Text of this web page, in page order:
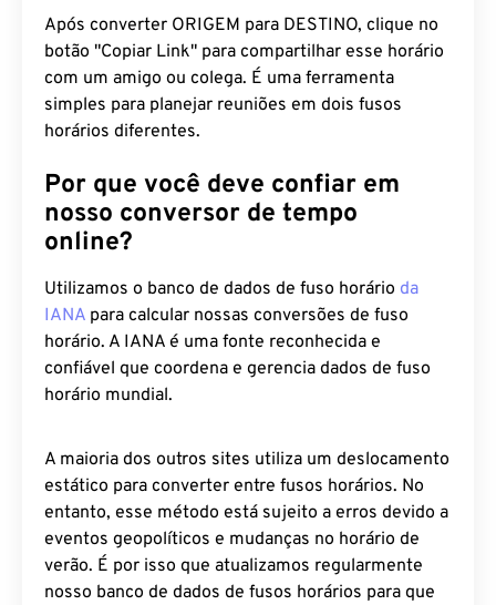
Após converter ORIGEM para DESTINO, clique no
botão "Copiar Link" para compartilhar esse horário
com um amigo ou colega. É uma ferramenta
simples para planejar reuniões em dois fusos
horários diferentes.
Por que você deve confiar em
nosso conversor de tempo
online?
Utilizamos o banco de dados de fuso horário da
IANA para calcular nossas conversões de fuso
horário. A IANA é uma fonte reconhecida e
confiável que coordena e gerencia dados de fuso
horário mundial.
A maioria dos outros sites utiliza um deslocamento
estático para converter entre fusos horários. No
entanto, esse método está sujeito a erros devido a
eventos geopolíticos e mudanças no horário de
verão. É por isso que atualizamos regularmente
nosso banco de dados de fusos horários para que